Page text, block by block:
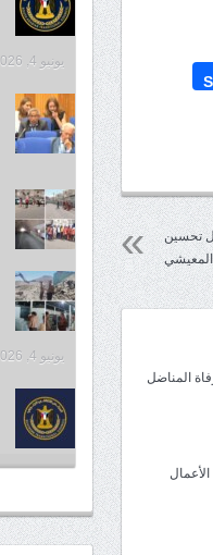
تحسين
المناضل
يونيو 4, 2026
يونيو 4, 2026